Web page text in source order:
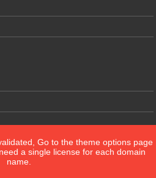
Go to the theme options page
a single license for each domain
name.